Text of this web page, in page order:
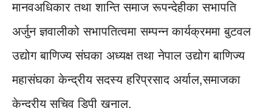
मानवअधिकार तथा शान्ति समाज रूपन्देहीका सभापति
अर्जुन ज्ञवालीको सभापतित्वमा सम्पन्न कार्यक्रममा बुटवल
उद्योग बाणिज्य संघका अध्यक्ष तथा नेपाल उद्योग बाणिज्य
महासंघका केन्द्रीय सदस्य हरिप्रसाद अर्याल,समाजका
केन्द्रीय सचिव डिपी खनाल,